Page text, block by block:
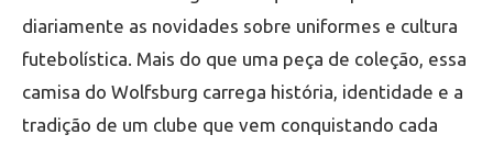
diariamente as novidades sobre uniformes e cultura
futebolística. Mais do que uma peça de coleção, essa
camisa do Wolfsburg carrega história, identidade e a
tradição de um clube que vem conquistando cada